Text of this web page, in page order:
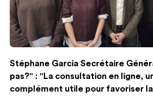
Stéphane Garcia Secrétaire
pas?" : "La consultation en ligne,
complément utile pour favoriser